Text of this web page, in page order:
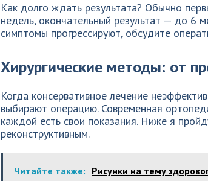
Как долго ждать результата? Обычно
недель, окончательный результат — до 6
симптомы прогрессируют, обсудите
Хирургические методы: от
Когда консервативное лечение
выбирают операцию. Современная
каждой есть свои показания. Ниже я
реконструктивным.
Читайте также: Рисунки на тему